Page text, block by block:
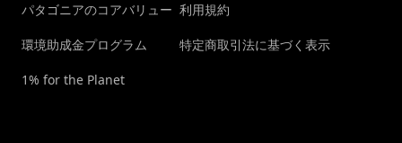
パタゴニアのコアバリュー
環境助成金プログラム
1% for the Planet
利用規約
特定商取引法に基づく表示